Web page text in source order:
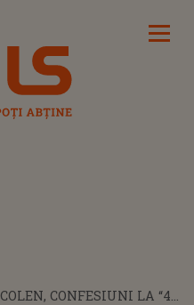
CONFESIUNI LA “40